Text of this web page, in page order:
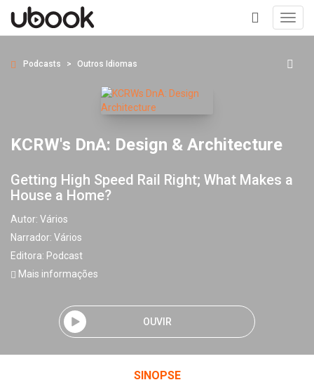
+
Podcasts Outros Idiomas
KCRW's DnA: Design & Architecture
Getting High Speed Rail Right; What Makes a
House a Home?
Autor: Vários
Narrador: Vários
Editora: Podcast
Mais informações
OUVIR
SINOPSE